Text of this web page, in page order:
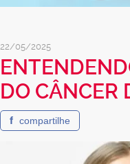
22/05/2025
DO CÂNCER
f compartilhe